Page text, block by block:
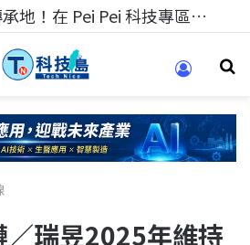
科技人的經驗傳承地！在 Pei Pei 科技專區，與學弟妹交流最硬核的技術
／瑞昱2025年維持